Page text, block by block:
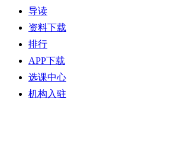
导读
资料下载
排行
APP下载
选课中心
机构入驻